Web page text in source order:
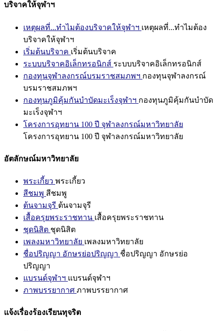
บริจาคให้จุฬาฯ
เหตุผลที่...ทำไมต้องบริจาคให้จุฬาฯ เหตุผลที่...ทำไมต้อง
บริจาคให้จุฬาฯ
เริ่มต้นบริจาค เริ่มต้นบริจาค
ระบบบริจาคอิเล็กทรอนิกส์ ระบบบริจาคอิเล็กทรอนิกส์
กองทุนจุฬาลงกรณ์บรมราชสมภพฯ กองทุนจุฬาลงกรณ์
บรมราชสมภพฯ
กองทุนภูมิคุ้มกันบำบัดมะเร็งจุฬาฯ กองทุนภูมิคุ้มกันบำบัด
มะเร็งจุฬาฯ
โครงการอุทยาน 100 ปี จุฬาลงกรณ์มหาวิทยาลัย
โครงการอุทยาน 100 ปี จุฬาลงกรณ์มหาวิทยาลัย
อัตลักษณ์มหาวิทยาลัย
พระเกี้ยว พระเกี้ยว
สีชมพู สีชมพู
ต้นจามจุรี ต้นจามจุรี
เสื้อครุยพระราชทาน เสื้อครุยพระราชทาน
ชุดนิสิต ชุดนิสิต
เพลงมหาวิทยาลัย เพลงมหาวิทยาลัย
ชื่อปริญญา อักษรย่อปริญญา ชื่อปริญญา อักษรย่อ
ปริญญา
แบรนด์จุฬาฯ แบรนด์จุฬาฯ
ภาพบรรยากาศ ภาพบรรยากาศ
แจ้งเรื่องร้องเรียนทุจริต